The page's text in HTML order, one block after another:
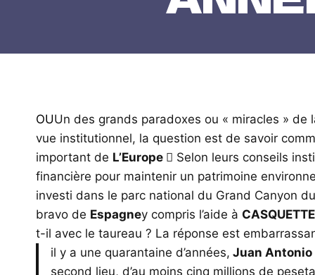
OUUn des grands paradoxes ou « miracles » de
vue institutionnel, la question est de savoir
important de L’Europe  Selon leurs conseils
financière pour maintenir un patrimoine
investi dans le parc national du Grand Canyon
bravo de Espagney compris l’aide à CASQUETTE
t-il avec le taureau ? La réponse est
il y a une quarantaine d’années, Juan Antonio
second lieu, d’au moins cinq millions de